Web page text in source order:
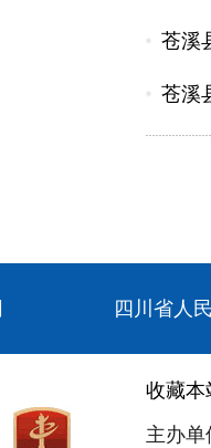
苍溪
苍溪
四川省人
收藏本
主办